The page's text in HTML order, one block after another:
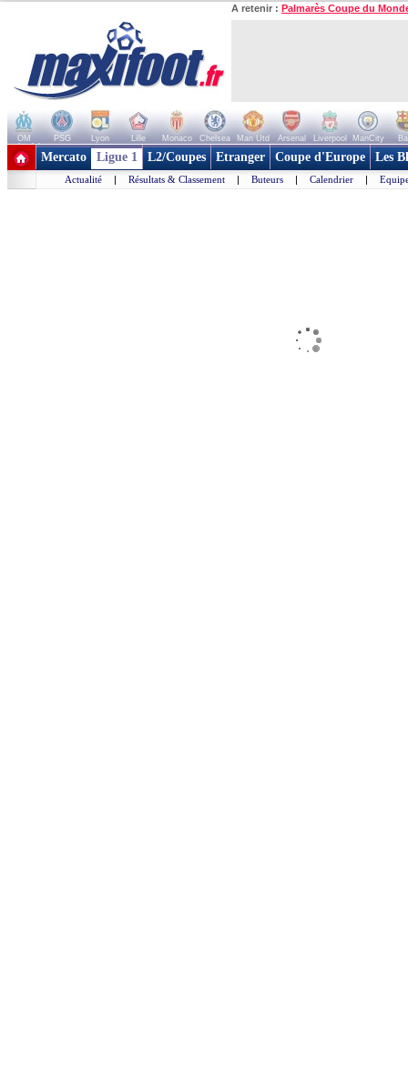
A retenir : Palmarès Coupe du
OM PSG Lyon Lille Monaco Chelsea Man Utd Arsenal Liverpool ManCity
+ de clubs
Mercato Ligue 1 L2/Coupes Etranger Coupe d'Europe Les
Actualité | Résultats & Classement | Buteurs | Calendrier |